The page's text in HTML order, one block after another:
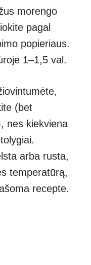
morengo
pagal
popieriaus.
1–1,5 val.
(bet
nes kiekviena
arba rusta,
temperatūrą,
recepte.